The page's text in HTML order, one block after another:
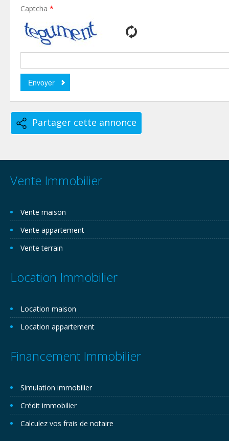
Captcha *
Partager cette annonce
Vente Immobilier
Vente maison
Vente appartement
Vente terrain
Location Immobilier
Location maison
Location appartement
Financement Immobilier
Simulation immobilier
Crédit immobilier
Calculez vos frais de notaire